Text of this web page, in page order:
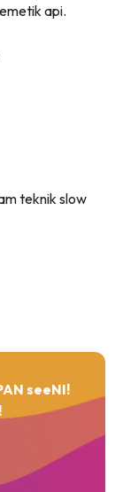
api.
teknik slow
seeNI!